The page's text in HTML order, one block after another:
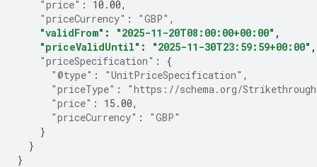
"price" : 10.00,
"priceCurrency" : "GBP" ,
"validFrom" : "2025-11-20T08:00:00+00:00" ,
"priceValidUntil" : "2025-11-30T23:59:59+00:00" ,
"priceSpecification" :
{
"@type" : "UnitPriceSpecification" ,
"priceType" :
"https://schema.org/
"price" : 15.00,
"priceCurrency" :
"GBP"
}
}
}